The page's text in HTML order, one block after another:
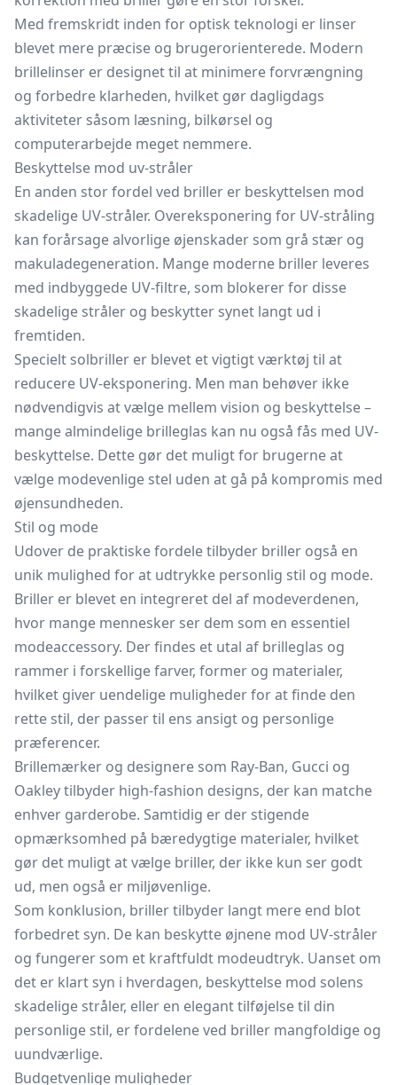
Med fremskridt inden for optisk teknologi er linser
blevet mere præcise og brugerorienterede. Modern
brillelinser er designet til at minimere forvrængning
og forbedre klarheden, hvilket gør dagligdags
aktiviteter såsom læsning, bilkørsel og
computerarbejde meget nemmere.
Beskyttelse mod uv-stråler
En anden stor fordel ved briller er beskyttelsen mod
skadelige UV-stråler. Overeksponering for UV-stråling
kan forårsage alvorlige øjenskader som grå stær og
makuladegeneration. Mange moderne briller leveres
med indbyggede UV-filtre, som blokerer for disse
skadelige stråler og beskytter synet langt ud i
fremtiden.
Specielt solbriller er blevet et vigtigt værktøj til at
reducere UV-eksponering. Men man behøver ikke
nødvendigvis at vælge mellem vision og beskyttelse –
mange almindelige brilleglas kan nu også fås med UV-
beskyttelse. Dette gør det muligt for brugerne at
vælge modevenlige stel uden at gå på kompromis med
øjensundheden.
Stil og mode
Udover de praktiske fordele tilbyder briller også en
unik mulighed for at udtrykke personlig stil og mode.
Briller er blevet en integreret del af modeverdenen,
hvor mange mennesker ser dem som en essentiel
modeaccessory. Der findes et utal af brilleglas og
rammer i forskellige farver, former og materialer,
hvilket giver uendelige muligheder for at finde den
rette stil, der passer til ens ansigt og personlige
præferencer.
Brillemærker og designere som Ray-Ban, Gucci og
Oakley tilbyder high-fashion designs, der kan matche
enhver garderobe. Samtidig er der stigende
opmærksomhed på bæredygtige materialer, hvilket
gør det muligt at vælge briller, der ikke kun ser godt
ud, men også er miljøvenlige.
Som konklusion, briller tilbyder langt mere end blot
forbedret syn. De kan beskytte øjnene mod UV-stråler
og fungerer som et kraftfuldt modeudtryk. Uanset om
det er klart syn i hverdagen, beskyttelse mod solens
skadelige stråler, eller en elegant tilføjelse til din
personlige stil, er fordelene ved briller mangfoldige og
uundværlige.
Budgetvenlige muligheder